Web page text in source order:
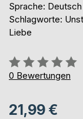
Sprache: Deutsch
Schlagworte:
Liebe
Bewertung::
0%
0 Bewertungen
21,99 €